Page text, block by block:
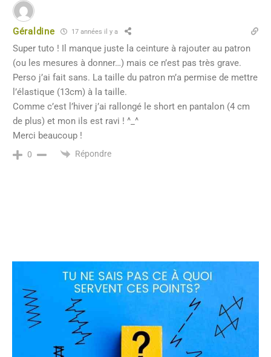
Géraldine 17 années il y a
Super tuto ! Il manque juste la ceinture à rajouter au patron
(ou les mesures à donner…) mais ce n’est pas très grave.
Perso j’ai fait sans. La taille du patron m’a permise de mettre
l’élastique (13cm) à la taille.
Comme c’est l’hiver j’ai rallongé le short en pantalon (4 cm
de plus) et mon ils est ravi ! ^_^
Merci beaucoup !
0 Répondre